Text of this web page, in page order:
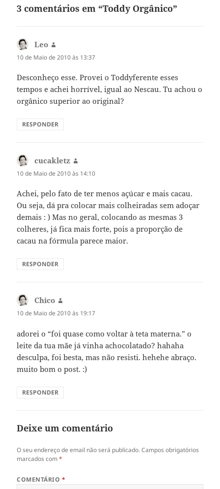
3 comentários em “Toddy Orgânico”
Leo
10 de Maio de 2010 às 13:37
Desconheço esse. Provei o Toddyferente esses
tempos e achei horrível, igual ao Nescau. Tu achou o
orgânico superior ao original?
RESPONDER
cucakletz
10 de Maio de 2010 às 14:10
Achei, pelo fato de ter menos açúcar e mais cacau.
Ou seja, dá pra colocar mais colheiradas sem adoçar
demais : ) Mas no geral, colocando as mesmas 3
colheres, já fica mais forte, pois a proporção de
cacau na fórmula parece maior.
RESPONDER
Chico
10 de Maio de 2010 às 19:17
adorei o “foi quase como voltar à teta materna.” o
leite da tua mãe já vinha achocolatado? hahaha
desculpa, foi besta, mas não resisti. hehehe abraço.
muito bom o post. :)
RESPONDER
Deixe um comentário
O seu endereço de email não será publicado. Campos obrigatórios
marcados com*
COMENTÁRIO *